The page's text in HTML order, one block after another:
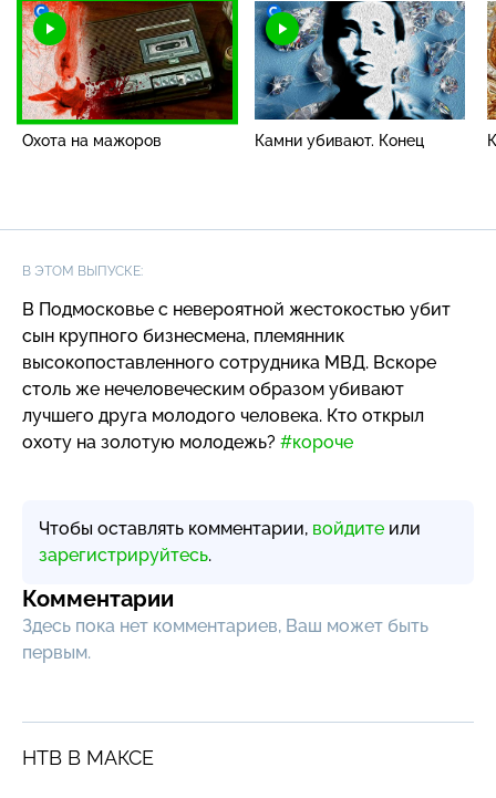
Охота на мажоров Камни убивают. Конец
В ЭТОМ ВЫПУСКЕ:
В Подмосковье с невероятной жестокостью убит
сын крупного бизнесмена, племянник
высокопоставленного сотрудника МВД. Вскоре
столь же нечеловеческим образом убивают
лучшего друга молодого человека. Кто открыл
охоту на золотую молодежь? #короче
Чтобы оставлять комментарии, войдите или
зарегистрируйтесь.
Комментарии
Здесь пока нет комментариев, Ваш может быть
первым.
НТВ В МАКСЕ